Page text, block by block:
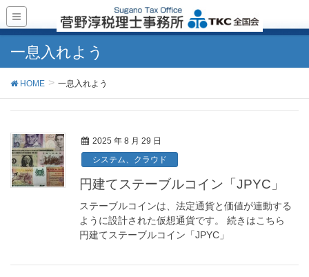
一息入れよう
HOME 一息入れよう
2025 年 8 月 29 日
システム、クラウド
円建てステーブルコイン「JPYC」
ステーブルコインは、法定通貨と価値が連動する
ように設計された仮想通貨です。 続きはこちら
円建てステーブルコイン「JPYC」